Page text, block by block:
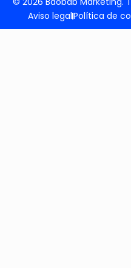
Aviso legalPolítica de